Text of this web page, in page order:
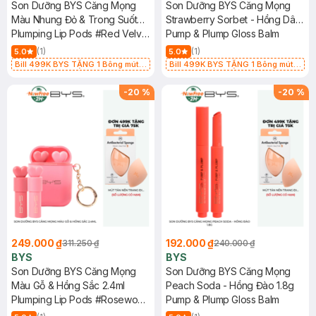
Son Dưỡng BYS Căng Mọng
Màu Nhung Đỏ & Trong Suốt
2.4ml
Plumping Lip Pods #Red Velvet
& Clear
5.0 (1)
Bill 499K BYS TẶNG 1 Bông mút
HẠN)
Son Dưỡng BYS Căng Mọng
Strawberry Sorbet - Hồng Dâu
1.8g
Pump & Plump Gloss Balm
5.0 (1)
Bill 499K BYS TẶNG 1 Bông mút
HẠN)
-20 %
249.000 ₫311.250 ₫
BYS
Son Dưỡng BYS Căng Mọng
Màu Gỗ & Hồng Sắc 2.4ml
Plumping Lip Pods #Rosewood
& Sheer Pink
-20 %
192.000 ₫240.000 ₫
BYS
Son Dưỡng BYS Căng Mọng
Peach Soda - Hồng Đào 1.8g
Pump & Plump Gloss Balm